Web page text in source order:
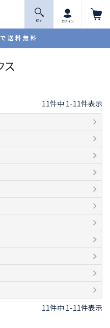
送料無料
探 す ログイン
ス
11件中 1-11件表示
11件中 1-11件表示